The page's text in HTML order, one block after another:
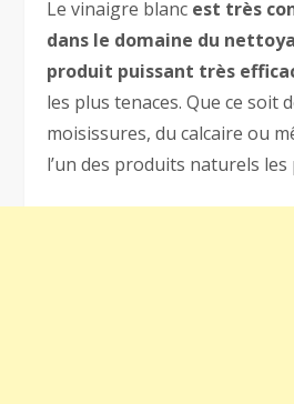
Le vinaigre blanc est très
dans le domaine du
produit puissant très
les plus tenaces. Que ce soit
moisissures, du calcaire ou
l’un des produits naturels les